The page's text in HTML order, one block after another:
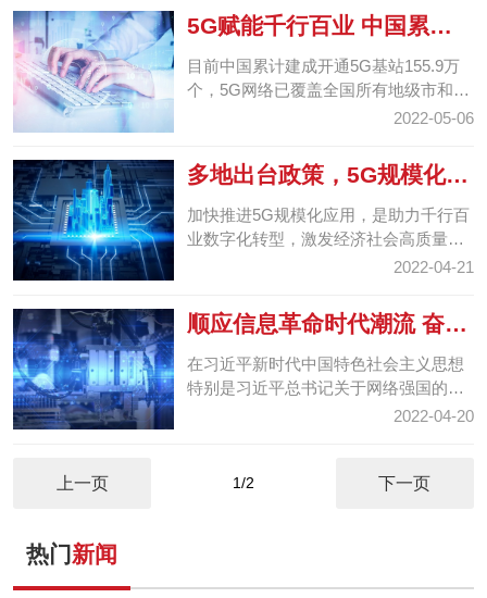
5G赋能千行百业 中国累计
建成开通5G基站155.9万...
目前中国累计建成开通5G基站155.9万
个，5G网络已覆盖全国所有地级市和县
城城区。亮眼成绩单背后，是一个个真
2022-05-06
多地出台政策，5G规模化应
用“提档加速”
加快推进5G规模化应用，是助力千行百
业数字化转型，激发经济社会高质量发
展新动能的关键举措。今年的政府工作
2022-04-21
顺应信息革命时代潮流 奋力
推进网络强国建设
在习近平新时代中国特色社会主义思想
特别是习近平总书记关于网络强国的重
要思想指引下，网络安全和信息化各项
2022-04-20
上一页 1/2 下一页
热门 新闻